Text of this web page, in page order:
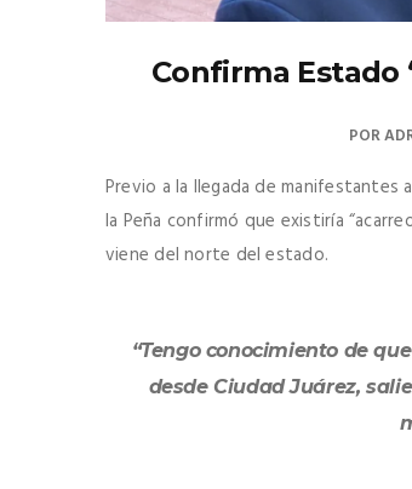
Confirma Estado
POR
Previo a la llegada de manifestantes
la Peña confirmó que existiría
viene del norte del estado.
“Tengo conocimiento de
desde Ciudad Juárez,